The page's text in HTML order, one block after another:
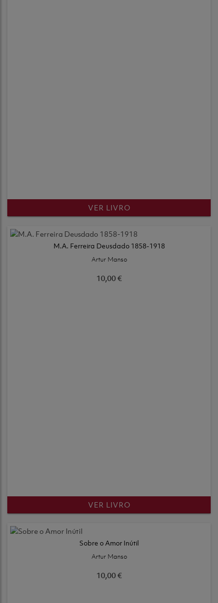
VER LIVRO
M.A. Ferreira Deusdado 1858-1918
Artur Manso
10,00 €
VER LIVRO
Sobre o Amor Inútil
Artur Manso
10,00 €